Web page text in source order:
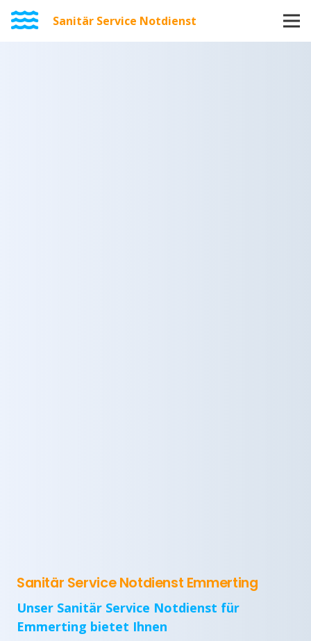
Sanitär Service Notdienst
Sanitär Service Notdienst Emmerting
Unser Sanitär Service Notdienst für
Emmerting bietet Ihnen